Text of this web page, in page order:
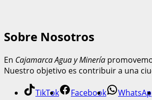
Sobre Nosotros
En Cajamarca Agua y Minería
Nuestro objetivo es contribuir a una
TikTok Facebook